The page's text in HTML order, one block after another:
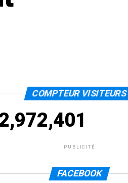
COMPTEUR VISITEURS
PUBLICITÉ
FACEBOOK